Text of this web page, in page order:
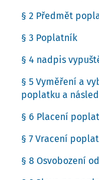
§ 2 Předmět
§ 3 Poplatník
§ 4 nadpis
§ 5 Vyměření a
poplatku a
§ 6 Placení
§ 7 Vracení
§ 8 Osvobození